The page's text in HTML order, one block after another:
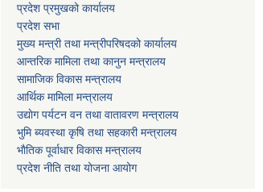
प्रदेश प्रमुखको कार्यालय
प्रदेश सभा
मुख्य मन्त्री तथा मन्त्रीपरिषदको कार्यालय
आन्तरिक मामिला तथा कानुन मन्त्रालय
सामाजिक विकास मन्त्रालय
आर्थिक मामिला मन्त्रालय
उद्याेग पर्यटन वन तथा वातावरण मन्त्रालय
भुमि ब्यवस्था कृषि तथा सहकारी मन्त्रालय
भाैतिक पूर्वाधार विकास मन्त्रालय
प्रदेश नीति तथा योजना आयोग